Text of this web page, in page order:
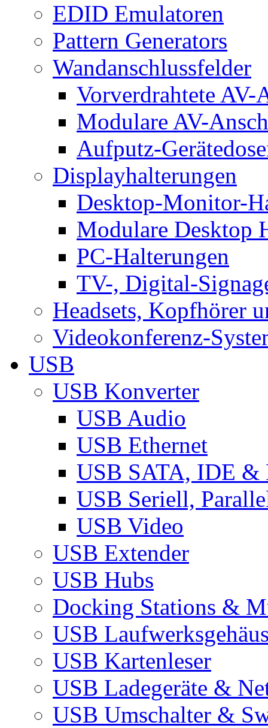
EDID Emulatoren
Pattern Generators
Wandanschlussfelder
Vorverdrahtete AV-
Modulare AV-
Aufputz-
Displayhalterungen
Desktop-Monitor-
Modulare Desktop
PC-Halterungen
TV-, Digital-
Headsets, Kopfhörer
Videokonferenz-
USB
USB Konverter
USB Audio
USB Ethernet
USB SATA, IDE &
USB Seriell,
USB Video
USB Extender
USB Hubs
Docking Stations &
USB
USB Kartenleser
USB Ladegeräte &
USB Umschalter &